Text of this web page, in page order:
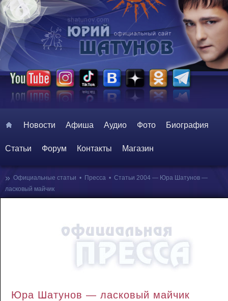
Перейти к основному содержимому
Перейти к дополнительному содержимому
Новости Афиша Аудио Фото Биография
Статьи Форум Контакты Магазин
» Официальные статьи • Пресса • Статьи 2004 — Юра Шатунов —
ласковый майчик
Юра Шатунов — ласковый майчик